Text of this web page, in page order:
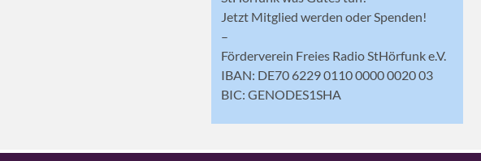
Jetzt Mitglied werden oder Spenden!
–
Förderverein Freies Radio StHörfunk e.V.
IBAN: DE70 6229 0110 0000 0020 03
BIC: GENODES1SHA